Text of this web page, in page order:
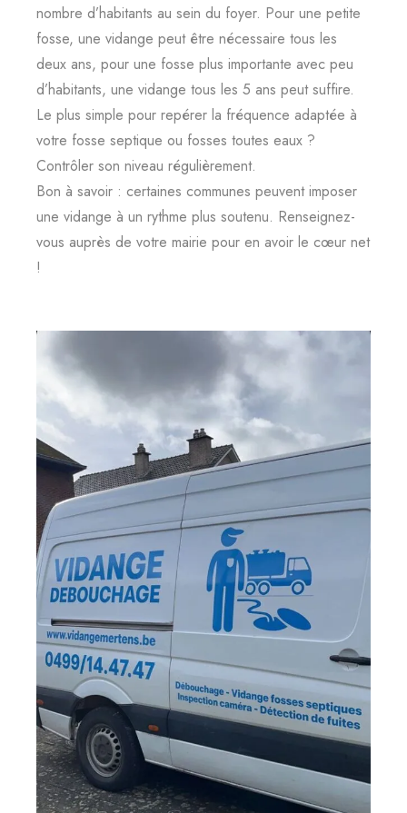
nombre d’habitants au sein du foyer. Pour une petite
fosse, une vidange peut être nécessaire tous les
deux ans, pour une fosse plus importante avec peu
d’habitants, une vidange tous les 5 ans peut suffire.
Le plus simple pour repérer la fréquence adaptée à
votre fosse septique ou fosses toutes eaux ?
Contrôler son niveau régulièrement.
Bon à savoir : certaines communes peuvent imposer
une vidange à un rythme plus soutenu. Renseignez-
vous auprès de votre mairie pour en avoir le cœur net
!